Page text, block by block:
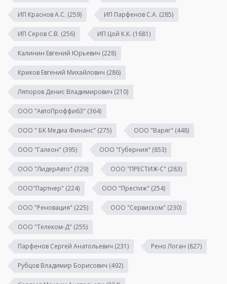
ИП Краснов А.С. (259) ИП Парфенов С.А. (285)
ИП Серов С.В. (256) ИП Цой К.К. (1681)
Калинин Евгений Юрьевич (228)
Криков Евгений Михайлович (286)
Ляпоров Денис Владимирович (210)
ООО "АвтоПроффи63" (364)
ООО " БК Медиа Финанс" (275) ООО "Варяг" (448)
ООО "Галеон" (395) ООО "Губерния" (853)
ООО "ЛидерАвто" (729) ООО "ПРЕСТИЖ-С" (283)
ООО"Партнер" (224) ООО "Престиж" (254)
ООО "Реновация" (225) ООО "Сервиском" (230)
ООО "Телеком-Д" (255)
Парфенов Сергей Анатольевич (231) Рено Логан (827)
Рубцов Владимир Борисович (492)